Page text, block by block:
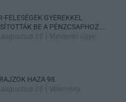
FELESÉGEK GYEREKKEL
BE A PÉNZCSAPHOZ...
05 Mindenki ügye
HAZA 98.
05 Vélemény